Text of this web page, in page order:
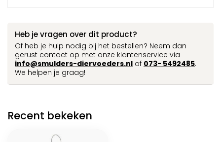
Heb je vragen over dit product?
Of heb je hulp nodig bij het bestellen? Neem dan
gerust contact op met onze klantenservice via
info@smulders-diervoeders.nl of 073- 5492485.
We helpen je graag!
Recent bekeken